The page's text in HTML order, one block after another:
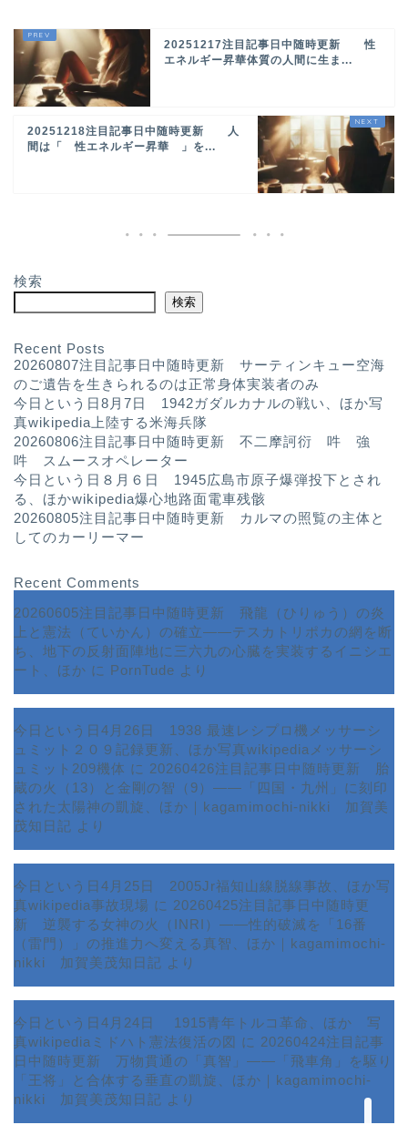
20251217注目記事日中随時更新 性
エネルギー昇華体質の人間に生ま...
20251218注目記事日中随時更新 人
間は「 性エネルギー昇華 」を...
検索
検索
Recent Posts
20260807注目記事日中随時更新 サーティンキュー空海
のご遺告を生きられるのは正常身体実装者のみ
今日という日8月7日 1942ガダルカナルの戦い、ほか写
真wikipedia上陸する米海兵隊
20260806注目記事日中随時更新 不二摩訶衍 吽 強
吽 スムースオペレーター
今日という日８月６日 1945広島市原子爆弾投下とされ
る、ほかwikipedia爆心地路面電車残骸
20260805注目記事日中随時更新 カルマの照覧の主体と
してのカーリーマー
Recent Comments
20260605注目記事日中随時更新 飛龍（ひりゅう）の炎
上と憲法（ていかん）の確立――テスカトリポカの網を断
ち、地下の反射面陣地に三六九の心臓を実装するイニシエ
ート、ほか に PornTude より
今日という日4月26日 1938 最速レシプロ機メッサーシ
ュミット２０９記録更新、ほか写真wikipediaメッサーシ
ュミット209機体 に 20260426注目記事日中随時更新 胎
蔵の火（13）と金剛の智（9）――「四国・九州」に刻印
された太陽神の凱旋、ほか｜kagamimochi-nikki 加賀美
茂知日記 より
今日という日4月25日 2005Jr福知山線脱線事故、ほか写
真wikipedia事故現場 に 20260425注目記事日中随時更
新 逆襲する女神の火（INRI）――性的破滅を「16番
（雷門）」の推進力へ変える真智、ほか｜kagamimochi-
nikki 加賀美茂知日記 より
今日という日4月24日 1915青年トルコ革命、ほか 写
真wikipediaミドハト憲法復活の図 に 20260424注目記事
日中随時更新 万物貫通の「真智」――「飛車角」を駆り
「王将」と合体する垂直の凱旋、ほか｜kagamimochi-
nikki 加賀美茂知日記 より
ホーム
サービス
ランキング